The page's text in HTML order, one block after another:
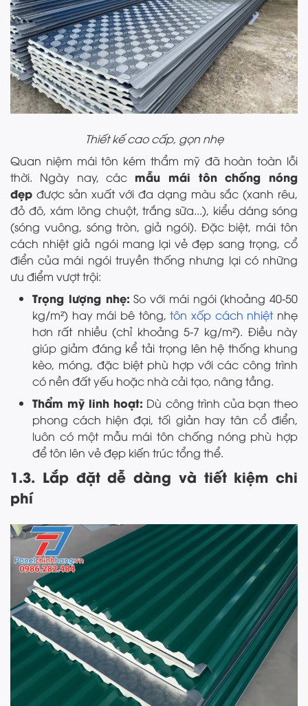
Thiết kế cao cấp, gọn nhẹ
Quan niệm mái tôn kém thẩm mỹ đã hoàn toàn lỗi
thời. Ngày nay, các mẫu mái tôn chống nóng
đẹp được sản xuất với đa dạng màu sắc (xanh rêu,
đỏ đô, xám lông chuột, trắng sữa...), kiểu dáng sóng
(sóng vuông, sóng tròn, giả ngói). Đặc biệt, mái tôn
cách nhiệt giả ngói mang lại vẻ đẹp sang trọng, cổ
điển của mái ngói truyền thống nhưng lại có những
ưu điểm vượt trội:
Trọng lượng nhẹ: So với mái ngói (khoảng 40-50
kg/m²) hay mái bê tông,tôn xốp cách nhiệtnhẹ
hơn rất nhiều (chỉ khoảng 5-7 kg/m²). Điều này
giúp giảm đáng kể tải trọng lên hệ thống khung
kèo, móng, đặc biệt phù hợp với các công trình
có nền đất yếu hoặc nhà cải tạo, nâng tầng.
Thẩm mỹ linh hoạt: Dù công trình của bạn theo
phong cách hiện đại, tối giản hay tân cổ điển,
luôn có một mẫu mái tôn chống nóng phù hợp
để tôn lên vẻ đẹp kiến trúc tổng thể.
1.3. Lắp đặt dễ dàng và tiết kiệm chi
phí